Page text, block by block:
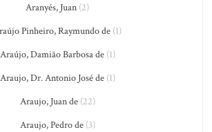
Aranyés, Juan (2)
Pinheiro, Raymundo de (1)
Araújo, Damião Barbosa de(1)
Araujo, Dr. Antonio José de(1)
Araujo, Juan de(22)
Araujo, Pedro de(3)